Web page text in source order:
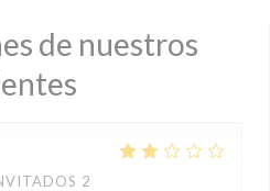
de nuestros
2